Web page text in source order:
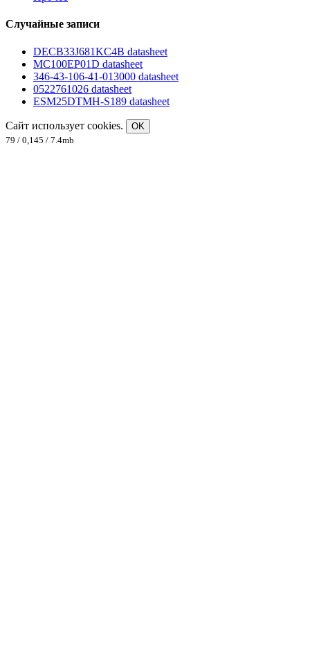
Случайные записи
DECB33J681KC4B datasheet
MC100EP01D datasheet
346-43-106-41-013000 datasheet
0522761026 datasheet
ESM25DTMH-S189 datasheet
Сайт использует cookies.
OK
79 / 0,145 / 7.4mb